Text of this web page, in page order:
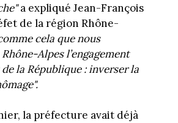
a expliqué Jean-François
de la région Rhône-
cela que nous
Alpes l’engagement
la République : inverser la
la préfecture avait déjà